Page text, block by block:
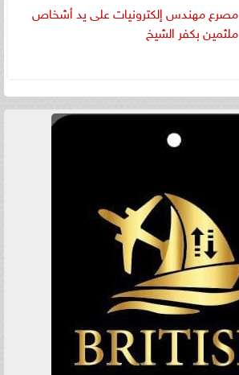
مصرع مهندس إلكترونيات على يد أشخاص
ملثمين بكفر الشيخ